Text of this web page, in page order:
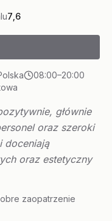
7,6
08:00–20:00
głównie
oraz szeroki
doceniają
oraz estetyczny
zaopatrzenie